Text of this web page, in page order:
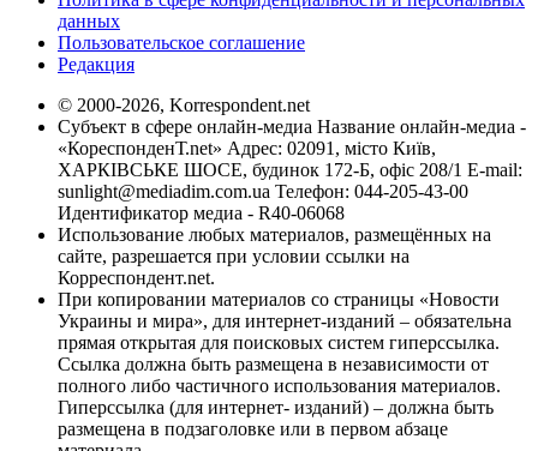
данных
Пользовательское соглашение
Редакция
© 2000-2026, Korrespondent.net
Субъект в сфере онлайн-медиа Название онлайн-медиа -
«КореспонденТ.net» Адрес: 02091, місто Київ,
ХАРКІВСЬКЕ ШОСЕ, будинок 172-Б, офіс 208/1 E-mail:
sunlight@mediadim.com.ua Телефон: 044-205-43-00
Идентификатор медиа - R40-06068
Использование любых материалов, размещённых на
сайте, разрешается при условии ссылки на
Корреспондент.net.
При копировании материалов со страницы «Новости
Украины и мира», для интернет-изданий – обязательна
прямая открытая для поисковых систем гиперссылка.
Ссылка должна быть размещена в независимости от
полного либо частичного использования материалов.
Гиперссылка (для интернет- изданий) – должна быть
размещена в подзаголовке или в первом абзаце